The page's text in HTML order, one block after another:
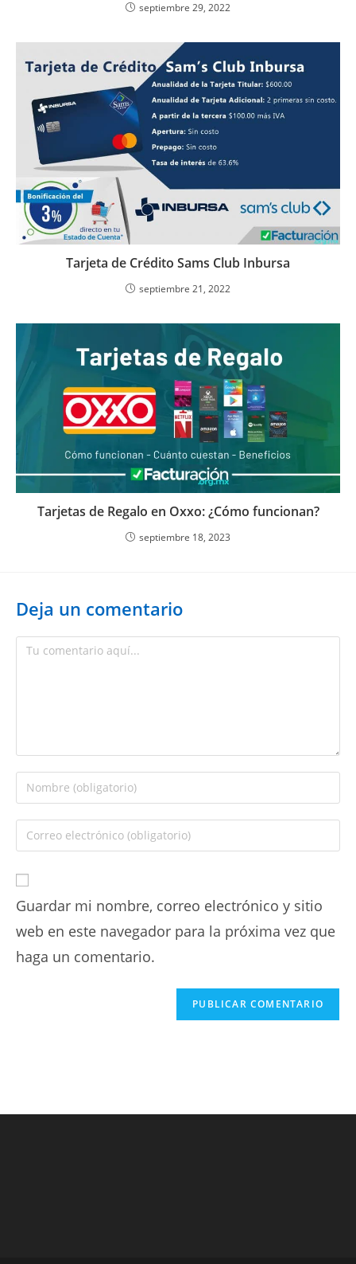
septiembre 29, 2022
Tarjeta de Crédito Sams Club Inbursa
septiembre 21, 2022
Tarjetas de Regalo en Oxxo: ¿Cómo funcionan?
septiembre 18, 2023
Deja un comentario
Guardar mi nombre, correo electrónico y sitio
web en este navegador para la próxima vez que
haga un comentario.